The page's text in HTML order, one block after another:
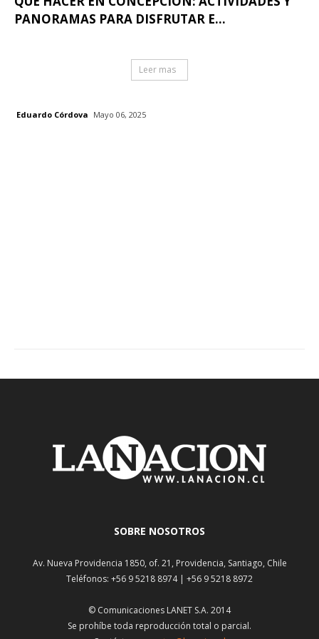
PANORAMAS PARA DISFRUTAR E...
Leer mas
Eduardo Córdova Mayo 06, 2025
SOBRE NOSOTROS
Av. Nueva Providencia 1850, of. 21, Providencia, Santiago, Chile
Teléfonos: +56 9 5218 8974 | +56 9 5218 8972
© Comunicaciones LANET S.A. 2014
Se prohíbe toda reproducción total o parcial.